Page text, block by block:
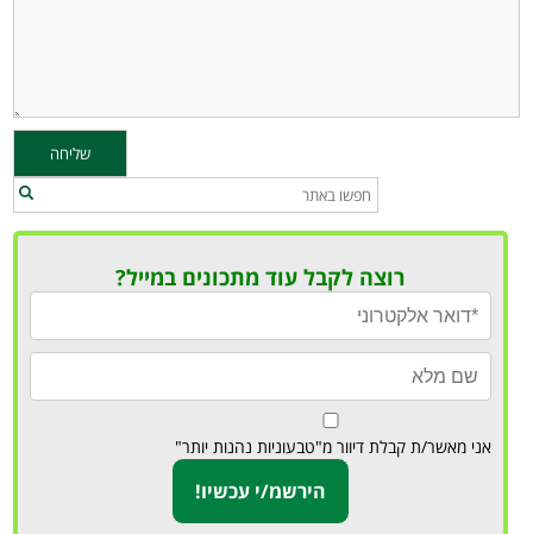
רוצה לקבל עוד מתכונים במייל?
אני מאשר/ת קבלת דיוור מ"טבעוניות נהנות יותר"